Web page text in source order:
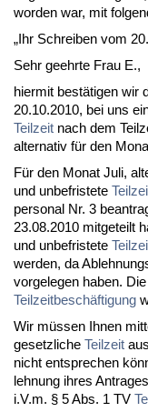
wor­den war, mit
„Ihr Schrei­ben vom
Sehr ge­ehr­te Frau E.,
hier­mit bestäti­gen wir
20.10.2010, bei uns
Teil­zeit nach dem
al­ter­na­tiv für den
Für den Mo­nat Ju­li,
und un­be­fris­te­te
per­so­nal Nr. 3
23.08.2010 mit­ge­teilt
und un­be­fris­te­te
wer­den, da
vor­ge­le­gen ha­ben.
Teil­zeit­beschäfti­gung
Wir müssen Ih­nen
ge­setz­li­che Teil­zeit
nicht ent­spre­chen
leh­nung ih­res
i.V.m. § 5 Abs. 1 TV